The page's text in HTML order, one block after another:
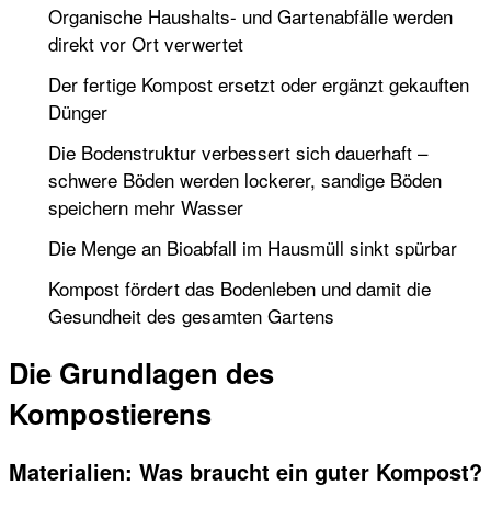
Organische Haushalts- und Gartenabfälle werden
direkt vor Ort verwertet
Der fertige Kompost ersetzt oder ergänzt gekauften
Dünger
Die Bodenstruktur verbessert sich dauerhaft –
schwere Böden werden lockerer, sandige Böden
speichern mehr Wasser
Die Menge an Bioabfall im Hausmüll sinkt spürbar
Kompost fördert das Bodenleben und damit die
Gesundheit des gesamten Gartens
Die Grundlagen des
Kompostierens
Materialien: Was braucht ein guter Kompost?